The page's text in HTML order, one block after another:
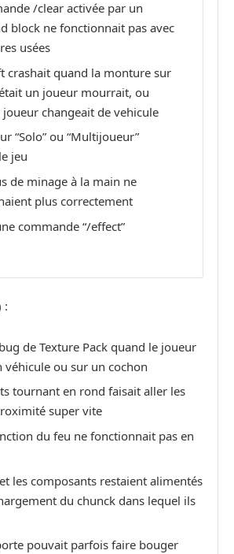
/clear activée par un
block ne fonctionnait pas avec
usées
crashait quand la monture sur
un joueur mourrait, ou
joueur changeait de vehicule
“Solo” ou “Multijoueur”
jeu
de minage à la main ne
plus correctement
commande “/effect”
:
de Texture Pack quand le joueur
véhicule ou sur un cochon
tournant en rond faisait aller les
super vite
du feu ne fonctionnait pas en
les composants restaient alimentés
du chunck dans lequel ils
pouvait parfois faire bouger